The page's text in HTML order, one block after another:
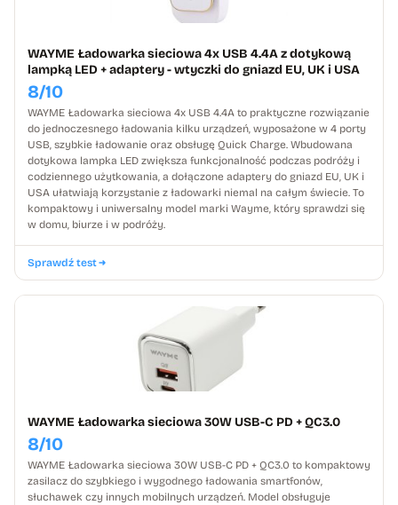
WAYME Ładowarka sieciowa 4x USB 4.4A z dotykową
lampką LED + adaptery - wtyczki do gniazd EU, UK i USA
8/10
WAYME Ładowarka sieciowa 4x USB 4.4A to praktyczne rozwiązanie
do jednoczesnego ładowania kilku urządzeń, wyposażone w 4 porty
USB, szybkie ładowanie oraz obsługę Quick Charge. Wbudowana
dotykowa lampka LED zwiększa funkcjonalność podczas podróży i
codziennego użytkowania, a dołączone adaptery do gniazd EU, UK i
USA ułatwiają korzystanie z ładowarki niemal na całym świecie. To
kompaktowy i uniwersalny model marki Wayme, który sprawdzi się
w domu, biurze i w podróży.
Sprawdź test
WAYME Ładowarka sieciowa 30W USB-C PD + QC3.0
8/10
WAYME Ładowarka sieciowa 30W USB-C PD + QC3.0 to kompaktowy
zasilacz do szybkiego i wygodnego ładowania smartfonów,
słuchawek czy innych mobilnych urządzeń. Model obsługuje